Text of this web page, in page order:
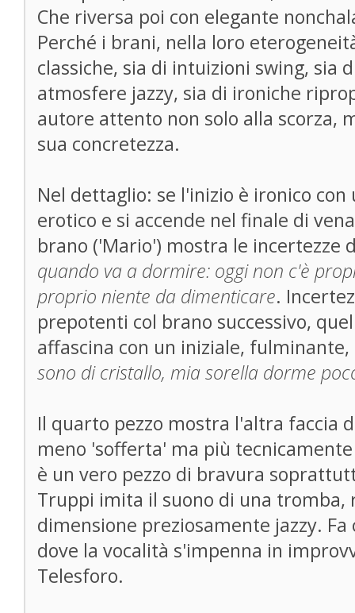
Che riversa poi con elegante
Perché i brani, nella loro
classiche, sia di intuizioni swing, sia
atmosfere jazzy, sia di ironiche
autore attento non solo alla scorza,
sua concretezza.
Nel dettaglio: se l'inizio è ironico
erotico e si accende nel finale di
brano ('Mario') mostra le incertezze
quando va a dormire: oggi non c'è
proprio niente da dimenticare.
prepotenti col brano successivo,
affascina con un iniziale,
sono di cristallo, mia sorella dorme
Il quarto pezzo mostra l'altra faccia
meno 'sofferta' ma più
è un vero pezzo di bravura
Truppi imita il suono di una tromba,
dimensione preziosamente jazzy. Fa
dove la vocalità s'impenna in
Telesforo.